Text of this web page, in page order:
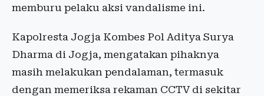
memburu pelaku aksi vandalisme ini.
Kapolresta Jogja Kombes Pol Aditya Surya
Dharma di Jogja, mengatakan pihaknya
masih melakukan pendalaman, termasuk
dengan memeriksa rekaman CCTV di sekitar